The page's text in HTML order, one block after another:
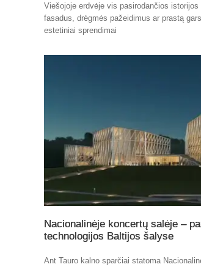
Viešojoje erdvėje vis pasirodančios
fasadus, drėgmės pažeidimus ar prastą
estetiniai sprendimai
Nacionalinėje koncertų salėje –
technologijos Baltijos šalyse
Ant Tauro kalno sparčiai statoma